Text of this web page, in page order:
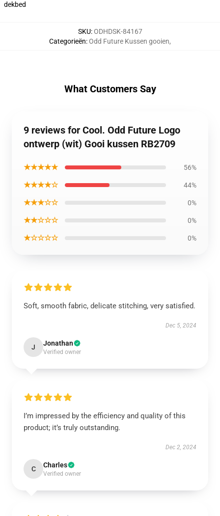
dekbed
SKU:ODHDSK-84167
Categorieën:Odd Future Kussen gooien,
What Customers Say
9 reviews for Cool. Odd Future Logo
ontwerp (wit) Gooi kussen RB2709
★★★★★ 56%
★★★★☆ 44%
★★★☆☆ 0%
★★☆☆☆ 0%
★☆☆☆☆ 0%
Soft, smooth fabric, delicate stitching, very satisfied.
Dec 5, 2024
J Jonathan
Verified owner
I’m impressed by the efficiency and quality of this
product; it’s truly outstanding.
Dec 2, 2024
C Charles
Verified owner